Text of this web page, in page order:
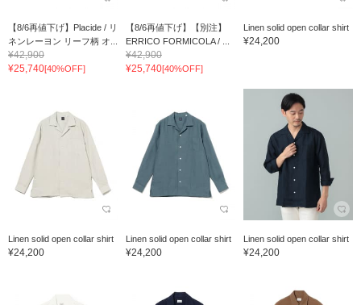
【8/6再値下げ】Placide / リ
ネンレーヨン リーフ柄 オ...
¥42,900
¥25,740[40%OFF]
【8/6再値下げ】【別注】
ERRICO FORMICOLA / ...
¥42,900
¥25,740[40%OFF]
Linen solid open collar shirt
¥24,200
Linen solid open collar shirt
¥24,200
Linen solid open collar shirt
¥24,200
Linen solid open collar shirt
¥24,200